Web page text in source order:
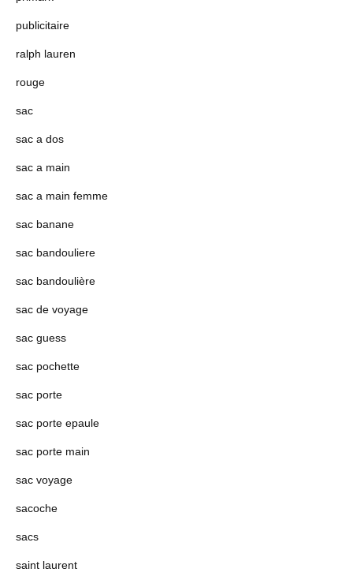
publicitaire
ralph lauren
rouge
sac
sac a dos
sac a main
sac a main femme
sac banane
sac bandouliere
sac bandoulière
sac de voyage
sac guess
sac pochette
sac porte
sac porte epaule
sac porte main
sac voyage
sacoche
sacs
saint laurent